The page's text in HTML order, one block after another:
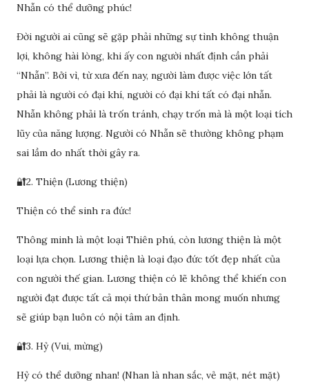
Nhẫn có thể dưỡng phúc!
Đời người ai cũng sẽ gặp phải những sự tình không thuận
lợi, không hài lòng, khi ấy con người nhất định cần phải
“Nhẫn”. Bởi vì, từ xưa đến nay, người làm được việc lớn tất
phải là người có đại khí, người có đại khí tất có đại nhẫn.
Nhẫn không phải là trốn tránh, chạy trốn mà là một loại tích
lũy của năng lượng. Người có Nhẫn sẽ thường không phạm
sai lầm do nhất thời gây ra.
🔐2. Thiện (Lương thiện)
Thiện có thể sinh ra đức!
Thông minh là một loại Thiên phú, còn lương thiện là một
loại lựa chọn. Lương thiện là loại đạo đức tốt đẹp nhất của
con người thế gian. Lương thiện có lẽ không thể khiến con
người đạt được tất cả mọi thứ bản thân mong muốn nhưng
sẽ giúp bạn luôn có nội tâm an định.
🔐3. Hỷ (Vui, mừng)
Hỷ có thể dưỡng nhan! (Nhan là nhan sắc, vẻ mặt, nét mặt)